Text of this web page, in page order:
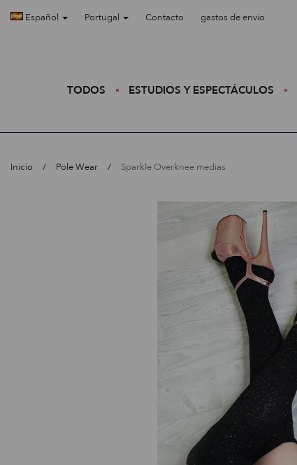
Español Portugal Contacto gastos de envio
TODOS ESTUDIOS Y ESPECTÁCULOS
Inicio Pole Wear Sparkle Overknee medias